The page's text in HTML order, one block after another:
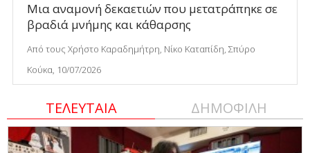
Μια αναμονή δεκαετιών που μετατράπηκε σε
βραδιά μνήμης και κάθαρσης
Από τους Χρήστο Καραδημήτρη, Νίκο Καταπίδη, Σπύρο
Κούκα, 10/07/2026
ΤΕΛΕΥΤΑΙΑ ΔΗΜΟΦΙΛΗ